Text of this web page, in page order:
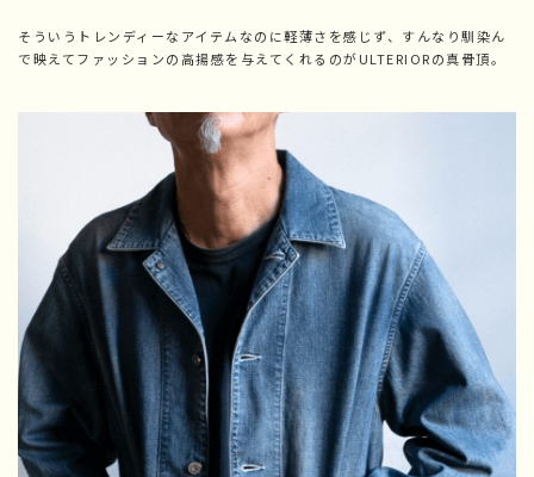
そういうトレンディーなアイテムなのに軽薄さを感じず、すんなり馴染ん
で映えてファッションの高揚感を与えてくれるのがULTERIORの真骨頂。